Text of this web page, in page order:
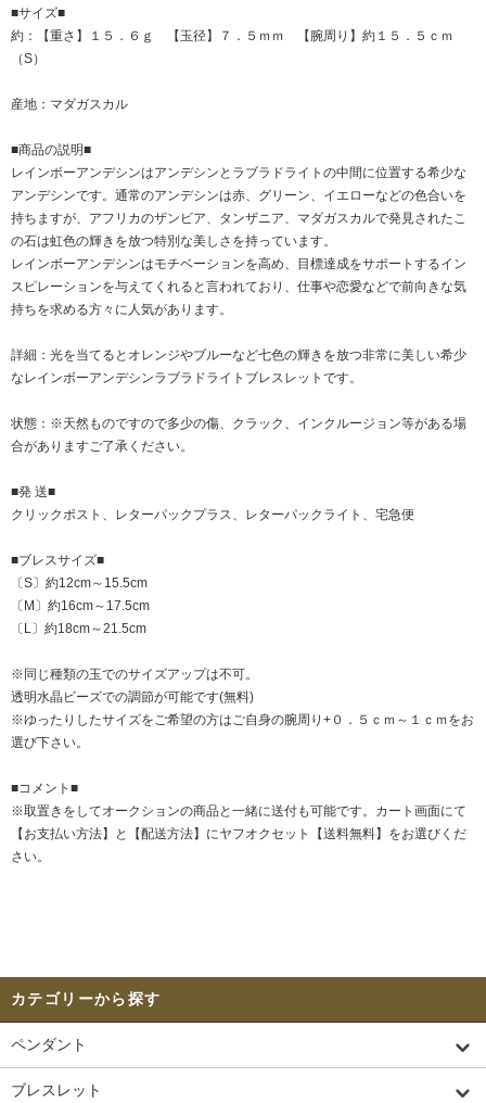
■サイズ■
約：【重さ】１５．６ｇ 【玉径】７．５ｍｍ 【腕周り】約１５．５ｃｍ
（S）
産地：マダガスカル
■商品の説明■
レインボーアンデシンはアンデシンとラブラドライトの中間に位置する希少な
アンデシンです。通常のアンデシンは赤、グリーン、イエローなどの色合いを
持ちますが、アフリカのザンビア、タンザニア、マダガスカルで発見されたこ
の石は虹色の輝きを放つ特別な美しさを持っています。
レインボーアンデシンはモチベーションを高め、目標達成をサポートするイン
スピレーションを与えてくれると言われており、仕事や恋愛などで前向きな気
持ちを求める方々に人気があります。
詳細：光を当てるとオレンジやブルーなど七色の輝きを放つ非常に美しい希少
なレインボーアンデシンラブラドライトブレスレットです。
状態：※天然ものですので多少の傷、クラック、インクルージョン等がある場
合がありますご了承ください。
■発 送■
クリックポスト、レターパックプラス、レターパックライト、宅急便
■ブレスサイズ■
〔S〕約12cm～15.5cm
〔M〕約16cm～17.5cm
〔L〕約18cm～21.5cm
※同じ種類の玉でのサイズアップは不可。
透明水晶ビーズでの調節が可能です(無料)
※ゆったりしたサイズをご希望の方はご自身の腕周り+０．５ｃｍ～１ｃｍをお
選び下さい。
■コメント■
※取置きをしてオークションの商品と一緒に送付も可能です。カート画面にて
【お支払い方法】と【配送方法】にヤフオクセット【送料無料】をお選びくだ
さい。
カテゴリーから探す
ペンダント
ブレスレット